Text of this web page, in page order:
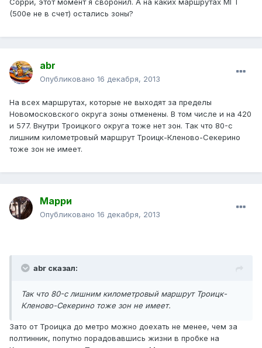
Сорри, этот момент я своронил. А на каких маршрутах МГТ
(500е не в счет) остались зоны?
abr
Опубликовано 16 декабря, 2013
На всех маршрутах, которые не выходят за пределы
Новомосковского округа зоны отменены. В том числе и на 420
и 577. Внутри Троицкого округа тоже нет зон. Так что 80-с
лишним километровый маршрут Троицк-Кленово-Секерино
тоже зон не имеет.
Марри
Опубликовано 16 декабря, 2013
abr сказал:
Так что 80-с лишним километровый маршрут Троицк-
Кленово-Секерино тоже зон не имеет.
Зато от Троицка до метро можно доехать не менее, чем за
полтинник, попутно порадовавшись жизни в пробке на